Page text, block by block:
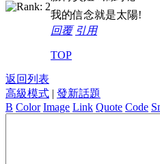
我的信念就是太陽!
回覆 引用
TOP
返回列表
高級模式 | 發新話題
B Color Image Link Quote Code